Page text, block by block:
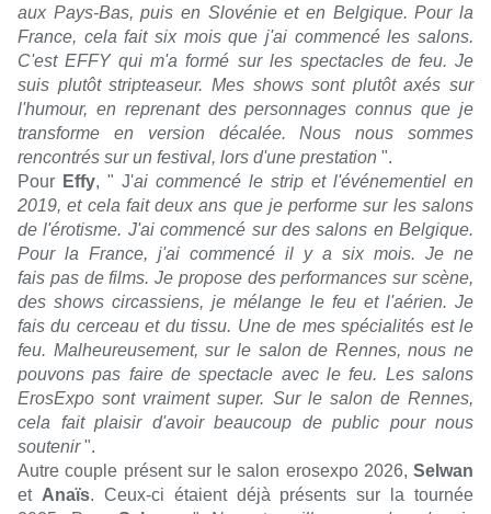
aux Pays-Bas, puis en Slovénie et en Belgique. Pour la
France, cela fait six mois que j'ai commencé les salons.
C'est EFFY qui m'a formé sur les spectacles de feu. Je
suis plutôt stripteaseur. Mes shows sont plutôt axés sur
l'humour, en reprenant des personnages connus que je
transforme en version décalée. Nous nous sommes
rencontrés sur un festival, lors d'une prestation ".
Pour Effy, " J'ai commencé le strip et l'événementiel en
2019, et cela fait deux ans que je performe sur les salons
de l'érotisme. J'ai commencé sur des salons en Belgique.
Pour la France, j'ai commencé il y a six mois. Je ne
fais pas de films. Je propose des performances sur scène,
des shows circassiens, je mélange le feu et l'aérien. Je
fais du cerceau et du tissu. Une de mes spécialités est le
feu. Malheureusement, sur le salon de Rennes, nous ne
pouvons pas faire de spectacle avec le feu. Les salons
ErosExpo sont vraiment super. Sur le salon de Rennes,
cela fait plaisir d'avoir beaucoup de public pour nous
soutenir".
Autre couple présent sur le salon erosexpo 2026, Selwan
et Anaïs. Ceux-ci étaient déjà présents sur la tournée